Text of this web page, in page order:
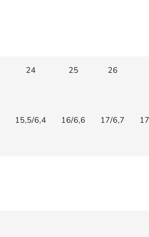
24 25 26
15,5/6,4 16/6,6 17/6,7